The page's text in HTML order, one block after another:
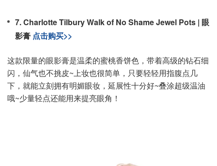
7. Charlotte Tilbury Walk of No Shame Jewel Pots | 眼
影膏 点击购买>>
这款限量的眼影膏是温柔的蜜桃香饼色，带着高级的钻石细
闪，仙气也不挑皮~上妆也很简单，只要轻轻用指腹点几
下，就能立刻拥有明媚眼妆，延展性十分好~叠涂超级温油
哦~少量轻点还能用来提亮眼角！